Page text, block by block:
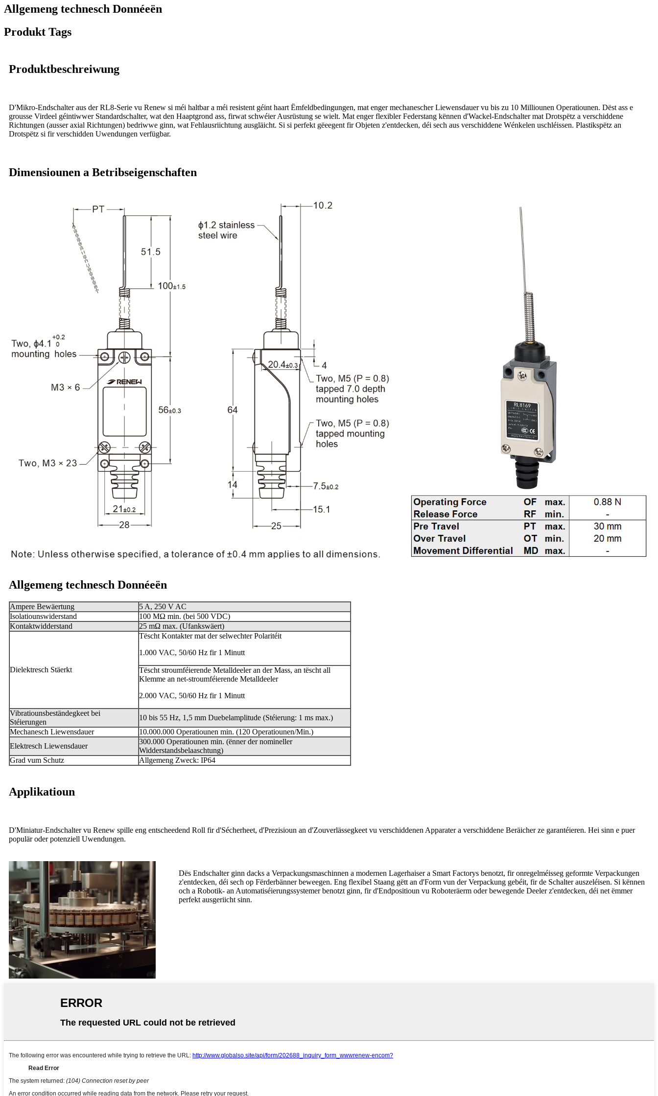
Allgemeng technesch Donnéeën
Produkt Tags
Produktbeschreiwung
D'Mikro-Endschalter aus der RL8-Serie vu Renew si méi haltbar a méi resistent géint haart Ëmfeldbedingungen, mat enger mechanescher Liewensdauer vu bis zu 10 Milliounen Operatiounen. Dëst ass e
grousse Virdeel géintiwwer Standardschalter, wat den Haaptgrond ass, firwat schwéier Ausrüstung se wielt. Mat enger flexibler Federstang kënnen d'Wackel-Endschalter mat Drotspëtz a verschiddene
Richtungen (ausser axial Richtungen) bedriwwe ginn, wat Fehlausriichtung ausgläicht. Si si perfekt gëeegent fir Objeten z'entdecken, déi sech aus verschiddene Wénkelen uschléissen. Plastikspëtz an
Drotspëtz si fir verschidden Uwendungen verfügbar.
Dimensiounen a Betribseigenschaften
Allgemeng technesch Donnéeën
Ampere Bewäertung
5 A, 250 V AC
Isolatiounswiderstand
100 MΩ min. (bei 500 VDC)
Kontaktwidderstand
25 mΩ max. (Ufankswäert)
Dielektresch Stäerkt
Tëscht Kontakter mat der selwechter Polaritéit
1.000 VAC, 50/60 Hz fir 1 Minutt
Tëscht stroumféierende Metalldeeler an der Mass, an tëscht all
Klemme an net-stroumféierende Metalldeeler
2.000 VAC, 50/60 Hz fir 1 Minutt
Vibratiounsbeständegkeet bei
Stéierungen
10 bis 55 Hz, 1,5 mm Duebelamplitude (Stéierung: 1 ms max.)
Mechanesch Liewensdauer
10.000.000 Operatiounen min. (120 Operatiounen/Min.)
Elektresch Liewensdauer
300.000 Operatiounen min. (ënner der nomineller
Widderstandsbelaaschtung)
Grad vum Schutz
Allgemeng Zweck: IP64
Applikatioun
D'Miniatur-Endschalter vu Renew spille eng entscheedend Roll fir d'Sécherheet, d'Prezisioun an d'Zouverlässegkeet vu verschiddenen Apparater a verschiddene Beräicher ze garantéieren. Hei sinn e puer
populär oder potenziell Uwendungen.
Dës Endschalter ginn dacks a Verpackungsmaschinnen a modernen Lagerhaiser a Smart Factorys benotzt, fir onregelméisseg geformte Verpackungen
z'entdecken, déi sech op Fërderbänner beweegen. Eng flexibel Staang gëtt an d'Form vun der Verpackung gebéit, fir de Schalter auszeléisen. Si kënnen
och a Robotik- an Automatiséierungssystemer benotzt ginn, fir d'Endpositioun vu Roboteräerm oder bewegende Deeler z'entdecken, déi net ëmmer
perfekt ausgeriicht sinn.